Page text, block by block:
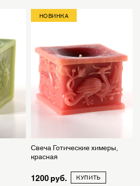
НОВИНКА
Свеча Готические химеры,
красная
1200 КУПИТЬ